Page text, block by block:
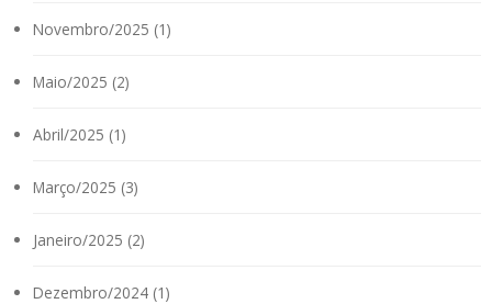
Novembro/2025 (1)
Maio/2025 (2)
Abril/2025 (1)
Março/2025 (3)
Janeiro/2025 (2)
Dezembro/2024 (1)